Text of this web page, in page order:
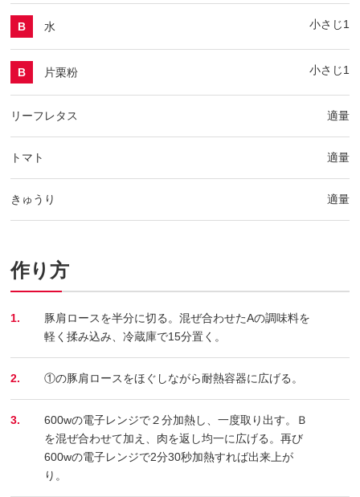
B 水 小さじ1
B 片栗粉 小さじ1
リーフレタス 適量
トマト 適量
きゅうり 適量
作り方
1.
豚肩ロースを半分に切る。混ぜ合わせたAの調味料を
軽く揉み込み、冷蔵庫で15分置く。
2. ①の豚肩ロースをほぐしながら耐熱容器に広げる。
3.
600wの電子レンジで２分加熱し、一度取り出す。Ｂ
を混ぜ合わせて加え、肉を返し均一に広げる。再び
600wの電子レンジで2分30秒加熱すれば出来上が
り。